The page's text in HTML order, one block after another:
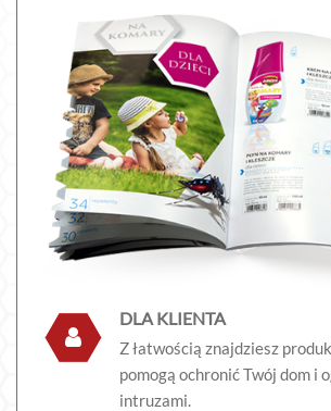
DLA KLIENTA
Z łatwością znajdziesz
pomogą ochronić Twój dom i
intruzami.